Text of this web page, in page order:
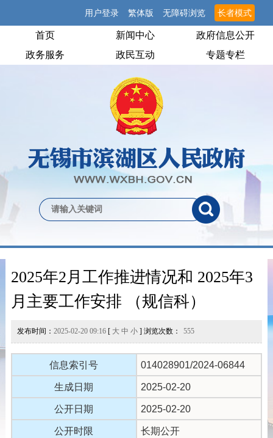
用户登录 繁体版 无障碍浏览 长者模式
首页 新闻中心
政府信息公开
政务服务
政民互动 专题专栏
2025年2月工作推进情况和 2025年3
月主要工作安排 （规信科）
发布时间： 2025-02-20 09:16[ 大 中 小] 浏览次数： 555
信息索引号 014028901/2024-06844
生成日期 2025-02-20
公开日期 2025-02-20
公开时限 长期公开